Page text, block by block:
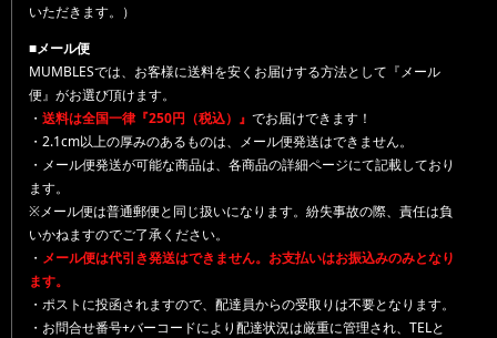
いただきます。）
■メール便
MUMBLESでは、お客様に送料を安くお届けする方法として『メール
便』がお選び頂けます。
・ 送料は全国一律『250円（税込）』 でお届けできます！
・2.1cm以上の厚みのあるものは、メール便発送はできません。
・メール便発送が可能な商品は、各商品の詳細ページにて記載しており
ます。
※メール便は普通郵便と同じ扱いになります。紛失事故の際、責任は負
いかねますのでご了承ください。
・ メール便は代引き発送はできません。お支払いはお振込みのみとなり
ます。
・ポストに投函されますので、配達員からの受取りは不要となります。
・お問合せ番号+バーコードにより配達状況は厳重に管理され、TELと